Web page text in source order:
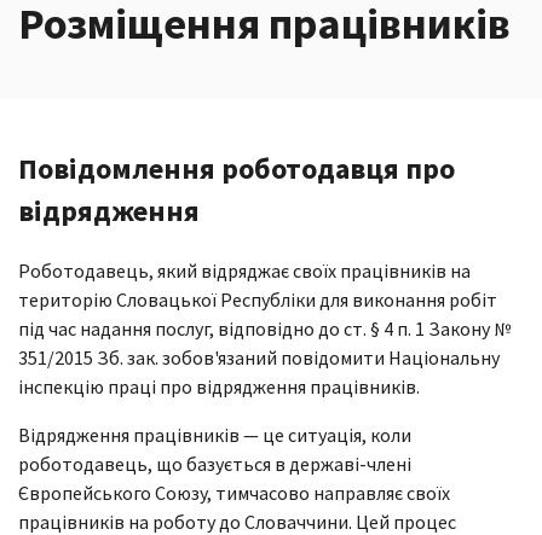
Розміщення працівників
Повідомлення роботодавця про
відрядження
Роботодавець, який відряджає своїх працівників на
територію Словацької Республіки для виконання робіт
під час надання послуг, відповідно до ст. § 4 п. 1 Закону №
351/2015 Зб. зак. зобов'язаний повідомити Національну
інспекцію праці про відрядження працівників.
Відрядження працівників — це ситуація, коли
роботодавець, що базується в державі-члені
Європейського Союзу, тимчасово направляє своїх
працівників на роботу до Словаччини. Цей процес